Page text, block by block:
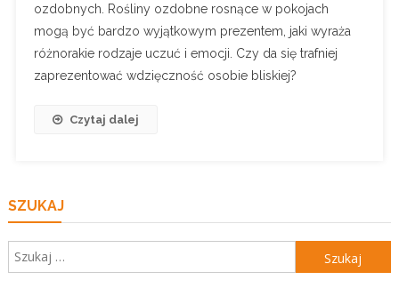
ozdobnych. Rośliny ozdobne rosnące w pokojach
mogą być bardzo wyjątkowym prezentem, jaki wyraża
różnorakie rodzaje uczuć i emocji. Czy da się trafniej
zaprezentować wdzięczność osobie bliskiej?
Czytaj dalej
SZUKAJ